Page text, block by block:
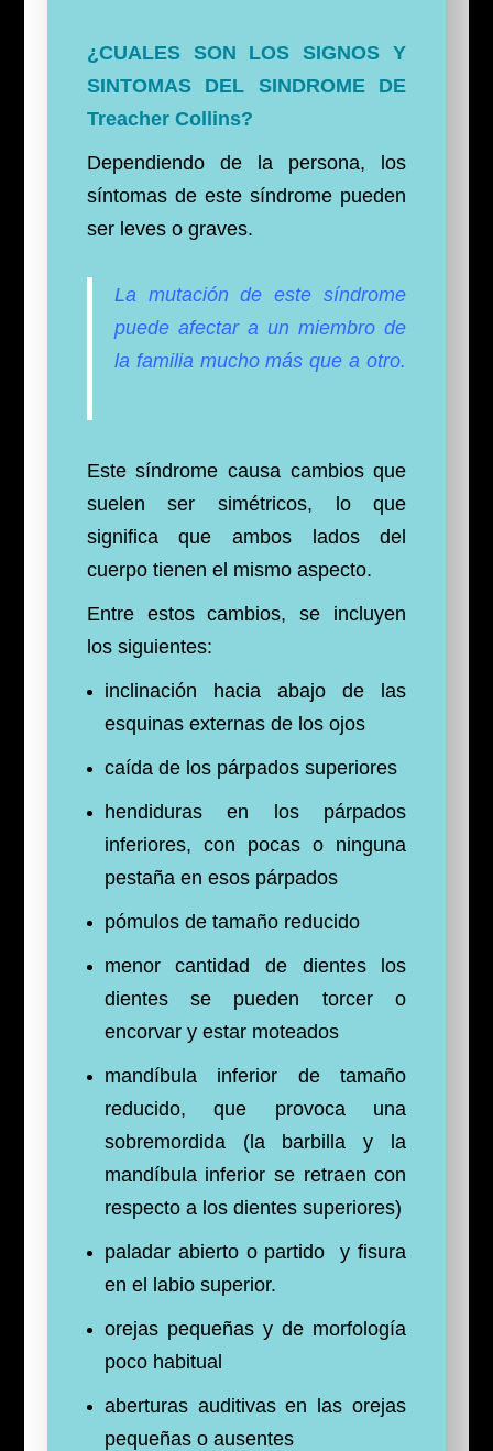
¿CUALES SON LOS SIGNOS Y
SINTOMAS DEL SINDROME DE
Treacher Collins?
Dependiendo de la persona, los
síntomas de este síndrome pueden
ser leves o graves.
La mutación de este síndrome
puede afectar a un miembro de
la familia mucho más que a otro.
Este síndrome causa cambios que
suelen ser simétricos, lo que
significa que ambos lados del
cuerpo tienen el mismo aspecto.
Entre estos cambios, se incluyen
los siguientes:
inclinación hacia abajo de las
esquinas externas de los ojos
caída de los párpados superiores
hendiduras en los párpados
inferiores, con pocas o ninguna
pestaña en esos párpados
pómulos de tamaño reducido
menor cantidad de dientes los
dientes se pueden torcer o
encorvar y estar moteados
mandíbula inferior de tamaño
reducido, que provoca una
sobremordida (la barbilla y la
mandíbula inferior se retraen con
respecto a los dientes superiores)
paladar abierto o partido y fisura
en el labio superior.
orejas pequeñas y de morfología
poco habitual
aberturas auditivas en las orejas
pequeñas o ausentes